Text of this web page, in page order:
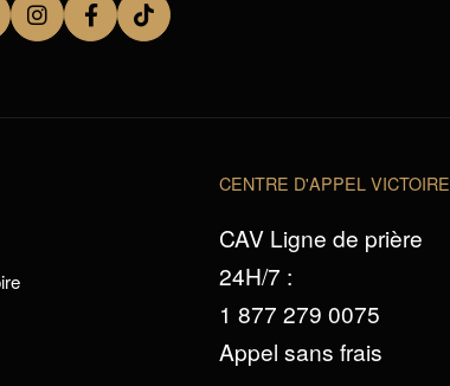
CENTRE D'APPEL VICTOIRE
CAV Ligne de prière
24H/7 :
1 877 279 0075
Appel sans frais